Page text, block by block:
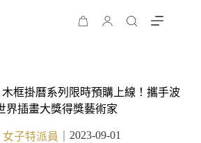
木框掛曆系列限時預購上線！攜手波
界插畫大獎得獎藝術家
女子特派員 2023-09-01